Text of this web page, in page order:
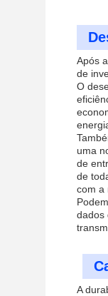
Após
de
O
uma
de
de
com a
dados
A